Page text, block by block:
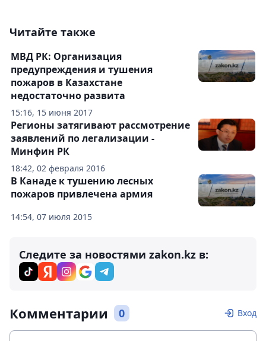
Читайте также
15:16, 15 июня 2017
МВД РК: Организация
предупреждения и тушения
пожаров в Казахстане
недостаточно развита
18:42, 02 февраля 2016
Регионы затягивают рассмотрение
заявлений по легализации -
Минфин РК
14:54, 07 июля 2015
В Канаде к тушению лесных
пожаров привлечена армия
Следите за новостями zakon.kz в:
Комментарии 0 Вход